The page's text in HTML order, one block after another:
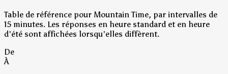
Table de référence pour Mountain Time, par intervalles de
15 minutes. Les réponses en heure standard et en heure
d'été sont affichées lorsqu'elles diffèrent.
De
À